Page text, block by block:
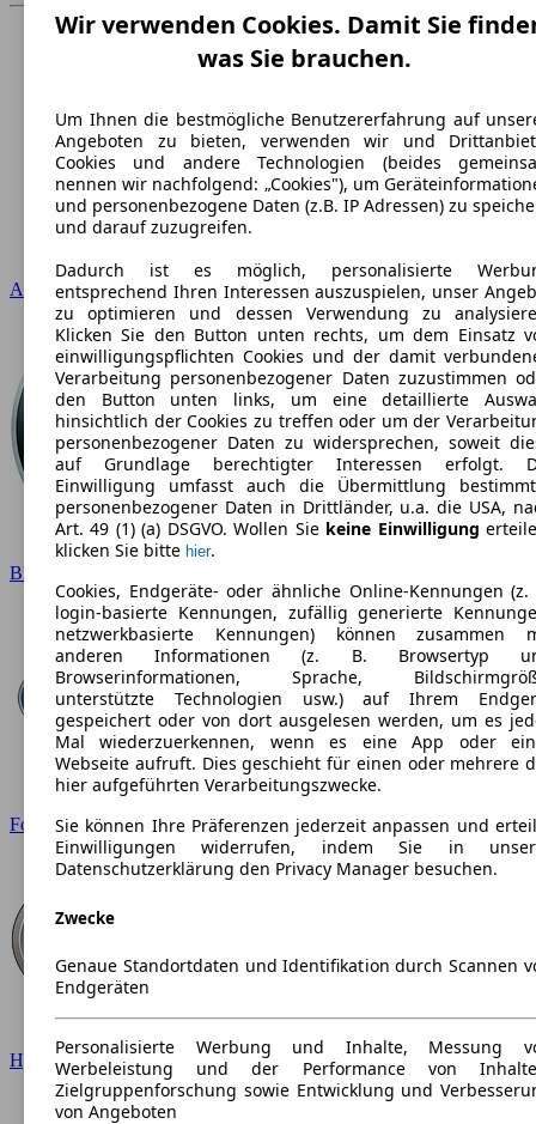
Audi
BMW
Ford
Hyundai
Wir verwenden Cookies. Damit Sie
was Sie brauchen.
Um Ihnen die bestmögliche Benutzererfahrung auf
Angeboten zu bieten, verwenden wir und
Cookies und andere Technologien (beides
nennen wir nachfolgend: „Cookies"), um
und personenbezogene Daten (z.B. IP Adressen) zu
und darauf zuzugreifen.
Dadurch ist es möglich, personalisierte
entsprechend Ihren Interessen auszuspielen, unser
zu optimieren und dessen Verwendung zu
Klicken Sie den Button unten rechts, um dem Einsatz
einwilligungspflichten Cookies und der damit
Verarbeitung personenbezogener Daten zuzustimmen
den Button unten links, um eine detaillierte
hinsichtlich der Cookies zu treffen oder um der
personenbezogener Daten zu widersprechen, soweit
auf Grundlage berechtigter Interessen erfolgt.
Einwilligung umfasst auch die Übermittlung
personenbezogener Daten in Drittländer, u.a. die USA,
Art. 49 (1) (a) DSGVO. Wollen Sie keine Einwilligung
klicken Sie bitte hier.
Cookies, Endgeräte- oder ähnliche Online-Kennungen (z.
login-basierte Kennungen, zufällig generierte
netzwerkbasierte Kennungen) können zusammen
anderen Informationen (z. B. Browsertyp
Browserinformationen, Sprache,
unterstützte Technologien usw.) auf Ihrem
gespeichert oder von dort ausgelesen werden, um es
Mal wiederzuerkennen, wenn es eine App oder
Webseite aufruft. Dies geschieht für einen oder mehrere
hier aufgeführten Verarbeitungszwecke.
Sie können Ihre Präferenzen jederzeit anpassen und
Einwilligungen widerrufen, indem Sie in
Datenschutzerklärung den Privacy Manager besuchen.
Zwecke
Genaue Standortdaten und Identifikation durch Scannen
Endgeräten
Personalisierte Werbung und Inhalte, Messung
Werbeleistung und der Performance von
Zielgruppenforschung sowie Entwicklung und
von Angeboten